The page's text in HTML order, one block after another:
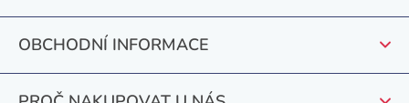
a
c
p
OBCHODNÍ INFORMACE